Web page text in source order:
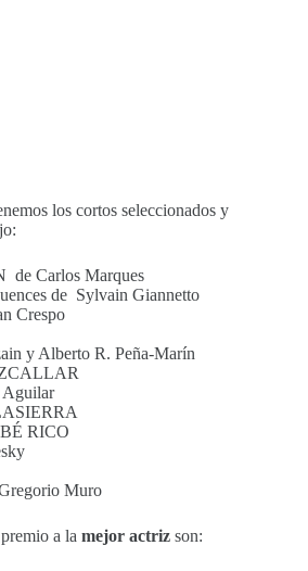
los cortos seleccionados y
Carlos Marques
de Sylvain Giannetto
Crespo
y Alberto R. Peña-Marín
Aguilar
RICO
Muro
a la mejor actriz son: